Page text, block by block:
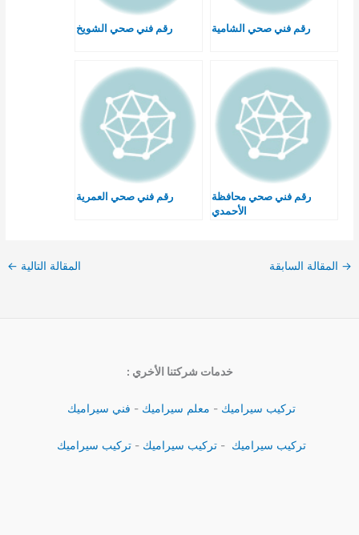
رقم فني صحي الشامية رقم فني صحي الشويخ
رقم فني صحي محافظة
الأحمدي
رقم فني صحي العمرية
→ المقالة السابقة المقالة التالية ←
خدمات شركتنا الأخري :
تركيب سيراميك - معلم سيراميك - فني سيراميك
تركيب سيراميك - تركيب سيراميك -تركيب سيراميك